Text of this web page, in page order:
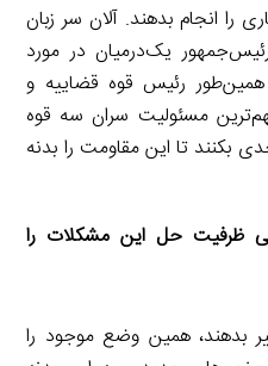
را انجام بدهند. آلان سر زبان
یک‌درمیان در مورد
رئیس قوه قضاییه و
مسئولیت سران سه قوه
بکنند تا این مقاومت را بدنه
ظرفیت حل این مشکلات را
بدهند، همین وضع موجود را